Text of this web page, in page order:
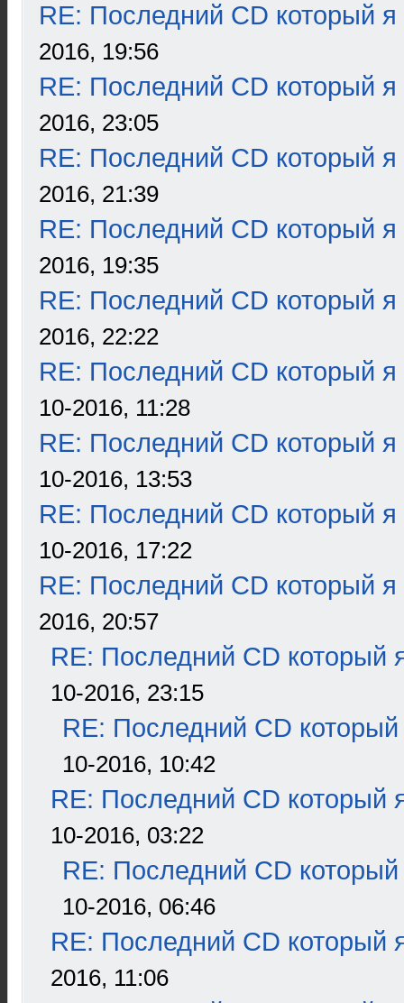
RE: Последний CD который я
2016, 19:56
RE: Последний CD который я
2016, 23:05
RE: Последний CD который я
2016, 21:39
RE: Последний CD который я
2016, 19:35
RE: Последний CD который я
2016, 22:22
RE: Последний CD который я
10-2016, 11:28
RE: Последний CD который я
10-2016, 13:53
RE: Последний CD который я
10-2016, 17:22
RE: Последний CD который я
2016, 20:57
RE: Последний CD который
10-2016, 23:15
RE: Последний CD который
10-2016, 10:42
RE: Последний CD который
10-2016, 03:22
RE: Последний CD который
10-2016, 06:46
RE: Последний CD который
2016, 11:06